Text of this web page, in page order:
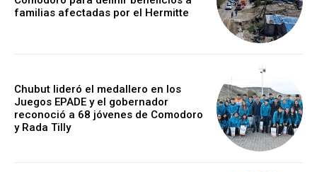
familias afectadas por el Hermitte
Chubut lideró el medallero en los
Juegos EPADE y el gobernador
reconoció a 68 jóvenes de Comodoro
y Rada Tilly